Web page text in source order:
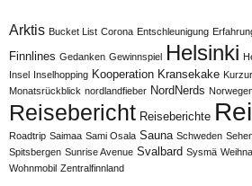
Arktis Bucket List Corona Entschleunigung
Finnlines Gedanken Gewinnspiel Helsinki
Insel Inselhopping Kooperation Kransekake
Monatsrückblick nordlandfieber NordNerds
Reisebericht Reiseberichte
Roadtrip Saimaa Sami Osala Sauna Schweden
Spitsbergen Sunrise Avenue Svalbard Sysmä
Wohnmobil Zentralfinnland